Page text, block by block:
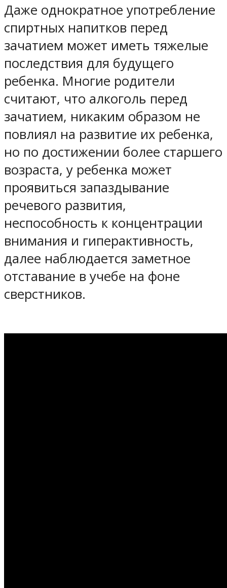
Даже однократное употребление
спиртных напитков перед
зачатием может иметь тяжелые
последствия для будущего
ребенка. Многие родители
считают, что алкоголь перед
зачатием, никаким образом не
повлиял на развитие их ребенка,
но по достижении более старшего
возраста, у ребенка может
проявиться запаздывание
речевого развития,
неспособность к концентрации
внимания и гиперактивность,
далее наблюдается заметное
отставание в учебе на фоне
сверстников.